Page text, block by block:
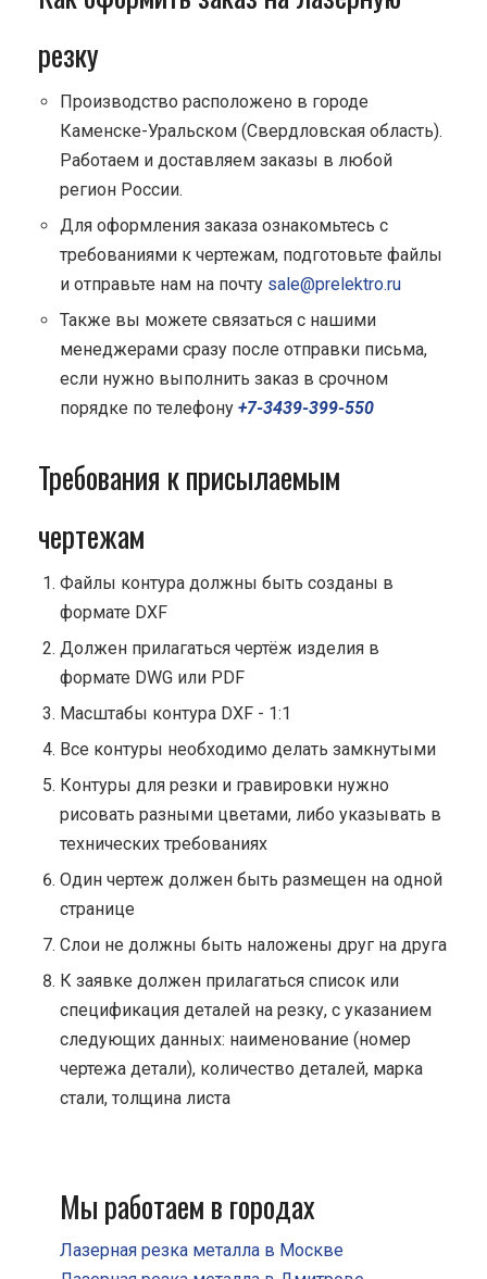
резку
Производство расположено в городе
Каменске-Уральском (Свердловская область).
Работаем и доставляем заказы в любой
регион России.
Для оформления заказа ознакомьтесь с
требованиями к чертежам, подготовьте файлы
и отправьте нам на почту sale@prelektro.ru
Также вы можете связаться с нашими
менеджерами сразу после отправки письма,
если нужно выполнить заказ в срочном
порядке по телефону +7-3439-399-550
Требования к присылаемым
чертежам
Файлы контура должны быть созданы в
формате DXF
Должен прилагаться чертёж изделия в
формате DWG или PDF
Масштабы контура DXF - 1:1
Все контуры необходимо делать замкнутыми
Контуры для резки и гравировки нужно
рисовать разными цветами, либо указывать в
технических требованиях
Один чертеж должен быть размещен на одной
странице
Cлои не должны быть наложены друг на друга
К заявке должен прилагаться список или
спецификация деталей на резку, с указанием
следующих данных: наименование (номер
чертежа детали), количество деталей, марка
стали, толщина листа
Мы работаем в городах
Лазерная резка металла в Москве